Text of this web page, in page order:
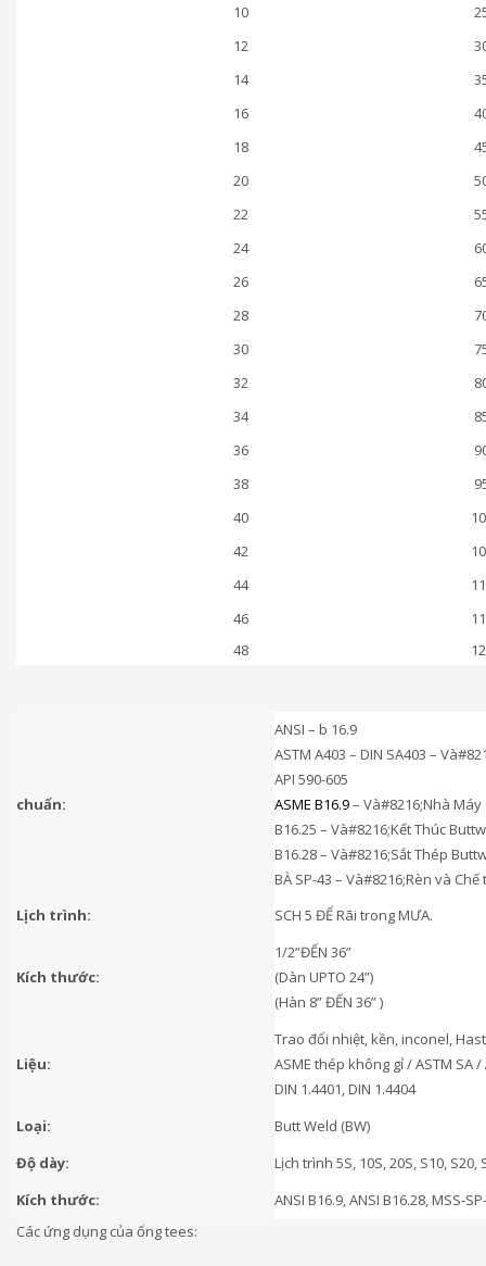
10
12
14
16
18
20
22
24
26
28
30
32
34
36
38
40
42
44
46
48
chuẩn:
ANSI – b 16.9
ASTM A403 – DIN SA403 –
API 590-605
ASME B16.9– Và#8216;Nhà
B16.25 – Và#8216;Kết Thúc
B16.28 – Và#8216;Sắt Thép
BÀ SP-43 – Và#8216;Rèn và
Lịch trình:
SCH 5 ĐỂ Rãi trong MƯA.
Kích thước:
1/2”ĐẾN 36”
(Dàn UPTO 24”)
(Hàn 8” ĐẾN 36” )
Liệu:
Trao đổi nhiệt, kền, inconel,
ASME thép không gỉ / ASTM SA /
DIN 1.4401, DIN 1.4404
Loại:
Butt Weld (BW)
Độ dày:
Lịch trình 5S, 10S, 20S, S10, S20,
Kích thước:
ANSI B16.9, ANSI B16.28, MSS-
Các ứng dụng của ống tees: